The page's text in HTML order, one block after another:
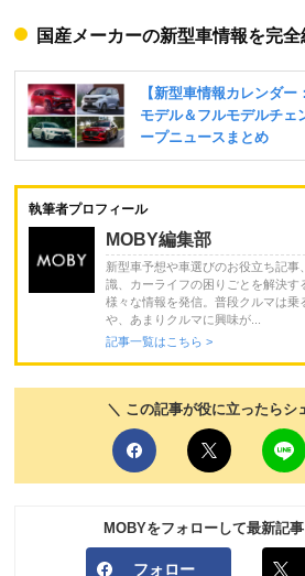
国産メーカーの新型車情報を完全
執筆者プロフィール
MOBY編集部
新型車予想や車選びのお役立ち記事
識、カーライフの困りごとを解決す
様々な情報を発信。普段クルマは乗
や、あまりクルマに興味が...
記事一覧はこちら >
＼ この記事が役に立ったらシ
MOBYをフォローして最新記
フォロー